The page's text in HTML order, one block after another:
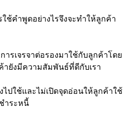
ช้คำพูดอย่างไรจึงจะทำให้ลูกค้า
รเจรจาต่อรองมาใช้กับลูกค้าโดย
ค้ายังมีความสัมพันธ์ที่ดีกับเรา
ปใช้และไม่เปิดจุดอ่อนให้ลูกค้าใช้
ำระหนี้